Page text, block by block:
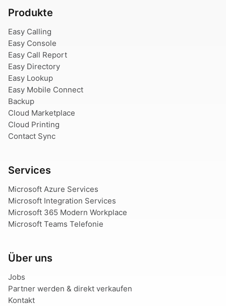
Produkte
Easy Calling
Easy Console
Easy Call Report
Easy Directory
Easy Lookup
Easy Mobile Connect
Backup
Cloud Marketplace
Cloud Printing
Contact Sync
Services
Microsoft Azure Services
Microsoft Integration Services
Microsoft 365 Modern Workplace
Microsoft Teams Telefonie
Über uns
Jobs
Partner werden & direkt verkaufen
Kontakt